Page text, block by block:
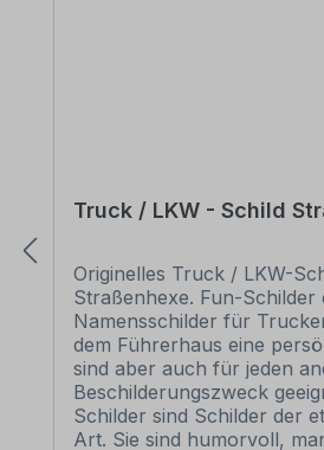
Truck / LKW - Schild
Originelles Truck / LKW-
Straßenhexe. Fun-Schilder
Namensschilder für
dem Führerhaus eine
sind aber auch für jeden
Beschilderungszweck
Schilder sind Schilder der
Art. Sie sind humorvoll,